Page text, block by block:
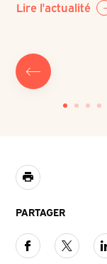
Lire l'actualité
PARTAGER